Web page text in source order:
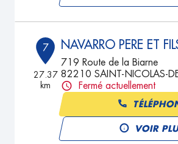
7
27.37
km
NAVARRO PERE ET
719 Route de la Biarne
82210 SAINT-NICOLAS-
Fermé actuellement
VOIR